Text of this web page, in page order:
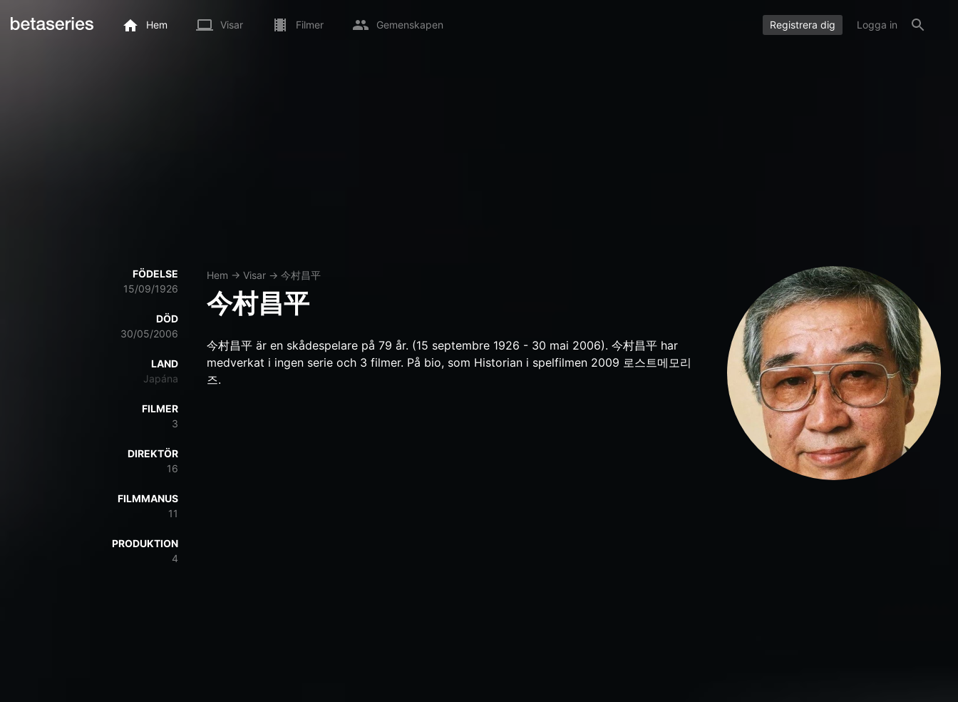
Hem Visar Filmer Gemenskapen Registrera dig Logga in
FÖDELSE
15/09/1926
DÖD
30/05/2006
LAND
Japána
FILMER
3
DIREKTÖR
16
FILMMANUS
11
PRODUKTION
4
Hem → Visar → 今村昌平
今村昌平
今村昌平 är en skådespelare på 79 år. (15 septembre 1926 - 30 mai 2006). 今村昌平 har
medverkat i ingen serie och 3 filmer. På bio, som Historian i spelfilmen 2009 로스트메모리
즈.